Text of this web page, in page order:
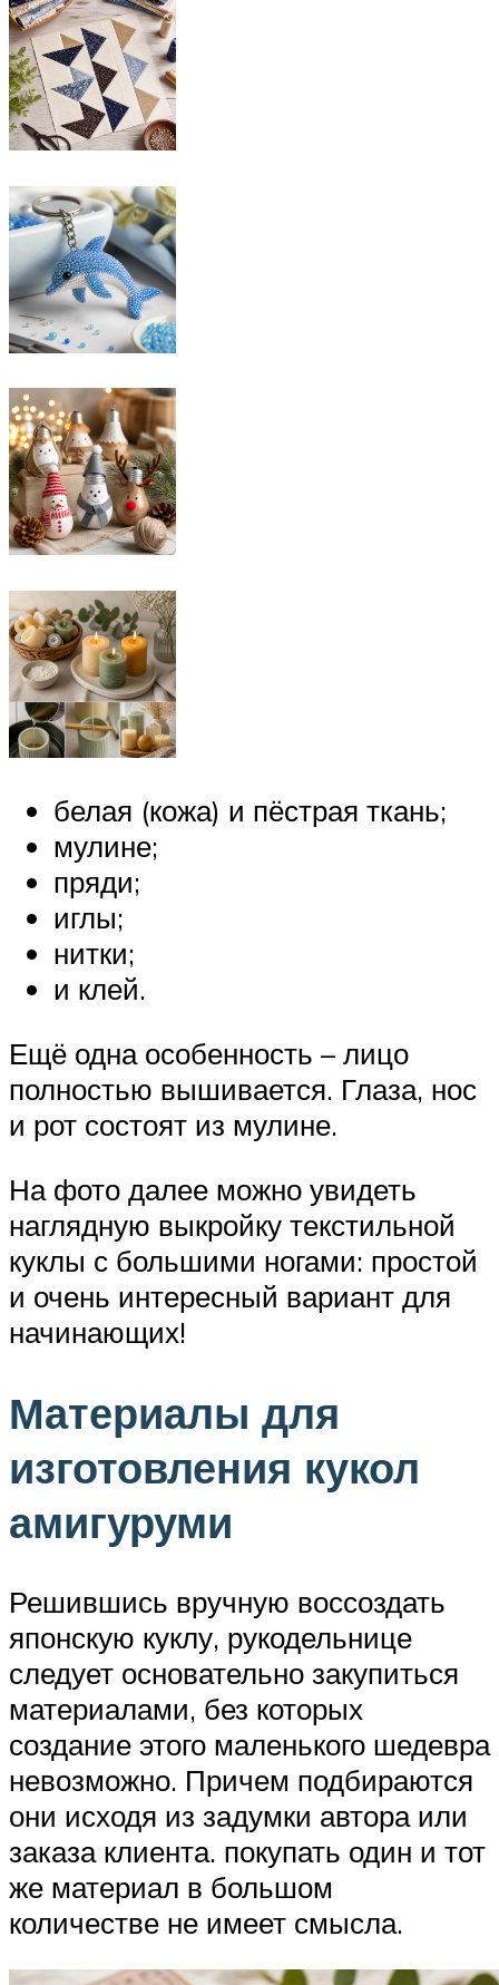
белая (кожа) и пёстрая ткань;
мулине;
пряди;
иглы;
нитки;
и клей.
Ещё одна особенность – лицо
полностью вышивается. Глаза, нос
и рот состоят из мулине.
На фото далее можно увидеть
наглядную выкройку текстильной
куклы с большими ногами: простой
и очень интересный вариант для
начинающих!
Материалы для
изготовления кукол
амигуруми
Решившись вручную воссоздать
японскую куклу, рукодельнице
следует основательно закупиться
материалами, без которых
создание этого маленького шедевра
невозможно. Причем подбираются
они исходя из задумки автора или
заказа клиента. покупать один и тот
же материал в большом
количестве не имеет смысла.